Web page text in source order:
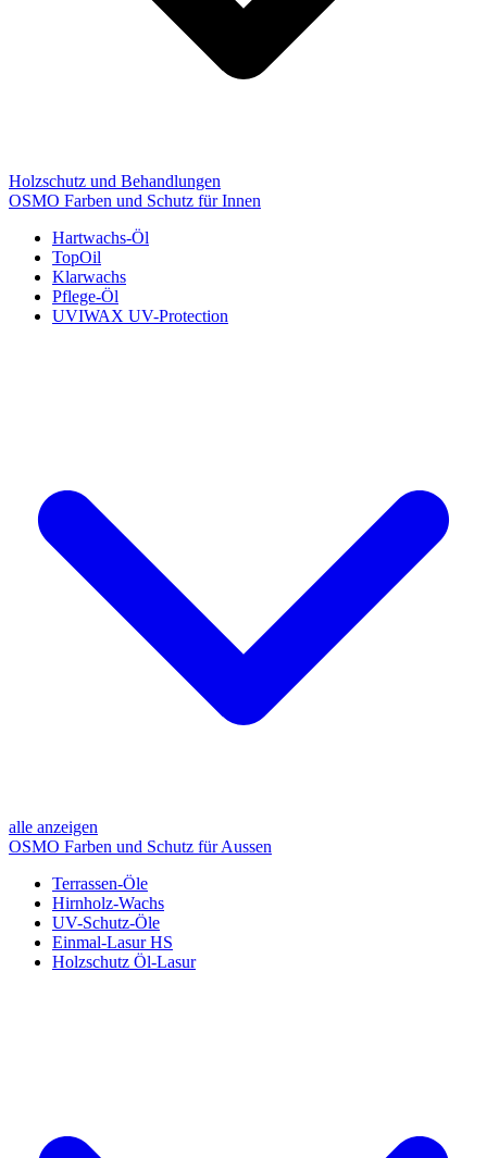
Holzschutz und Behandlungen
OSMO Farben und Schutz für Innen
Hartwachs-Öl
TopOil
Klarwachs
Pflege-Öl
UVIWAX UV-Protection
alle anzeigen
OSMO Farben und Schutz für Aussen
Terrassen-Öle
Hirnholz-Wachs
UV-Schutz-Öle
Einmal-Lasur HS
Holzschutz Öl-Lasur